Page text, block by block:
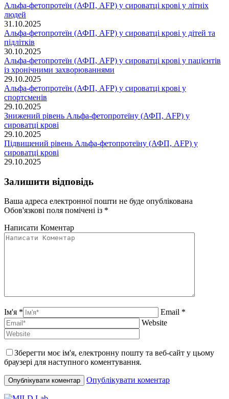
Альфа-фетопротеїн (АФП, AFP) у сироватці крові у літніх
людей
31.10.2025
Альфа-фетопротеїн (АФП, AFP) у сироватці крові у дітей та
підлітків
30.10.2025
Альфа-фетопротеїн (АФП, AFP) у сироватці крові у пацієнтів
із хронічними захворюваннями
29.10.2025
Альфа-фетопротеїн (АФП, AFP) у сироватці крові у
спортсменів
29.10.2025
Знижений рівень Альфа-фетопротеїну (АФП, AFP) у
сироватці крові
29.10.2025
Підвищений рівень Альфа-фетопротеїну (АФП, AFP) у
сироватці крові
29.10.2025
Залишити відповідь
Ваша адреса електронної пошти не буде опублікована
Обов'язкові поля помічені із *
Написати Коментар
Ім'я *
Email *
Website
Зберегти моє ім'я, електронну пошту та веб-сайт у цьому
браузері для наступного коментування.
Опублікувати коментар